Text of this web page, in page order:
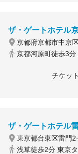
ザ・ゲートホテル
京都府京都市中京
京都河原町徒歩3
チケッ
ザ・ゲートホテル
東京都台東区雷門
浅草徒歩2分 東京